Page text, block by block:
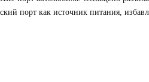
порт как источник питания,